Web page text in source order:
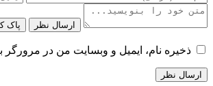
ارسال نظر پاک
ذخیره نام، ایمیل و وبسایت من در